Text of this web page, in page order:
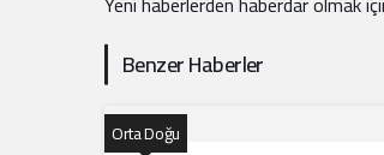
Benzer Haberler
Orta Doğu